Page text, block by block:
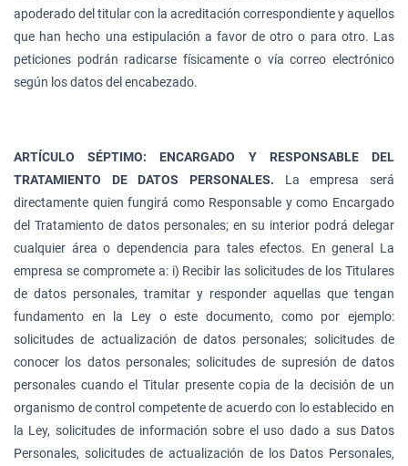
apoderado del titular con la acreditación correspondiente y aquellos
que han hecho una estipulación a favor de otro o para otro. Las
peticiones podrán radicarse físicamente o vía correo electrónico
según los datos del encabezado.
ARTÍCULO SÉPTIMO: ENCARGADO Y RESPONSABLE DEL
TRATAMIENTO DE DATOS PERSONALES. La empresa será
directamente quien fungirá como Responsable y como Encargado
del Tratamiento de datos personales; en su interior podrá delegar
cualquier área o dependencia para tales efectos. En general La
empresa se compromete a: i) Recibir las solicitudes de los Titulares
de datos personales, tramitar y responder aquellas que tengan
fundamento en la Ley o este documento, como por ejemplo:
solicitudes de actualización de datos personales; solicitudes de
conocer los datos personales; solicitudes de supresión de datos
personales cuando el Titular presente copia de la decisión de un
organismo de control competente de acuerdo con lo establecido en
la Ley, solicitudes de información sobre el uso dado a sus Datos
Personales, solicitudes de actualización de los Datos Personales,